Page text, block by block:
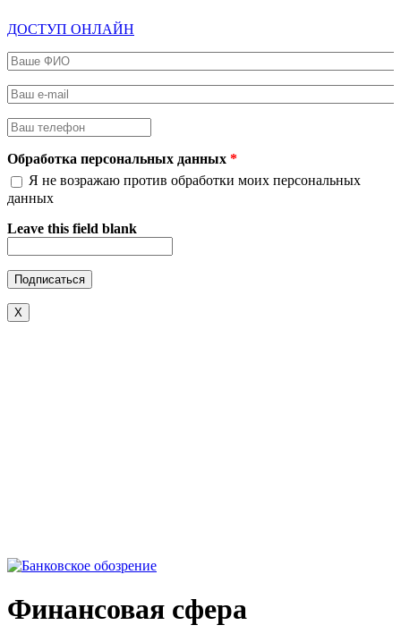
ДОСТУП ОНЛАЙН
Ваше ФИО
Ваш e-mail
Ваш телефон
Обработка персональных данных *
Я не возражаю против обработки моих персональных
данных
Leave this field blank
X
Финансовая сфера